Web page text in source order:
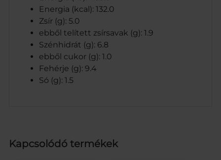
Energia (kcal): 132.0
Zsír (g): 5.0
ebből telített zsírsavak (g): 1.9
Szénhidrát (g): 6.8
ebből cukor (g): 1.0
Fehérje (g): 9.4
Só (g): 1.5
Kapcsolódó termékek